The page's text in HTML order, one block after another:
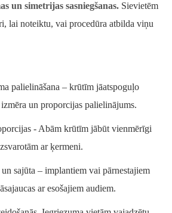
un simetrijas sasniegšanas. Sievietēm
lai noteiktu, vai procedūra atbilda viņu
palielināšana – krūtīm jāatspoguļo
un proporcijas palielinājums.
- Abām krūtīm jābūt vienmērīgi
ar ķermeni.
sajūta – implantiem vai pārnestajiem
ar esošajiem audiem.